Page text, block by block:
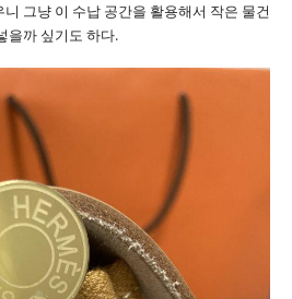
그냥 이 수납 공간을 활용해서 작은 물건
을까 싶기도 하다.